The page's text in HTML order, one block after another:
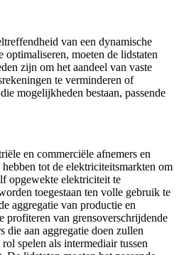
van een dynamische
moeten de lidstaten
zijn om het aandeel van vaste
te verminderen of
mogelijkheden bestaan, passende
en commerciële afnemers en
tot de elektriciteitsmarkten om
opgewekte elektriciteit te
toegestaan ten volle gebruik te
aggregatie van productie en
profiteren van grensoverschrijdende
die aan aggregatie doen zullen
spelen als intermediair tussen